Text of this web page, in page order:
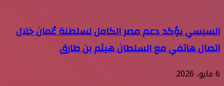
السيسي يؤكد دعم مصر الكامل لسلطنة عُمان خلال
اتصال هاتفي مع السلطان هيثم بن طارق
6 مايو، 2026